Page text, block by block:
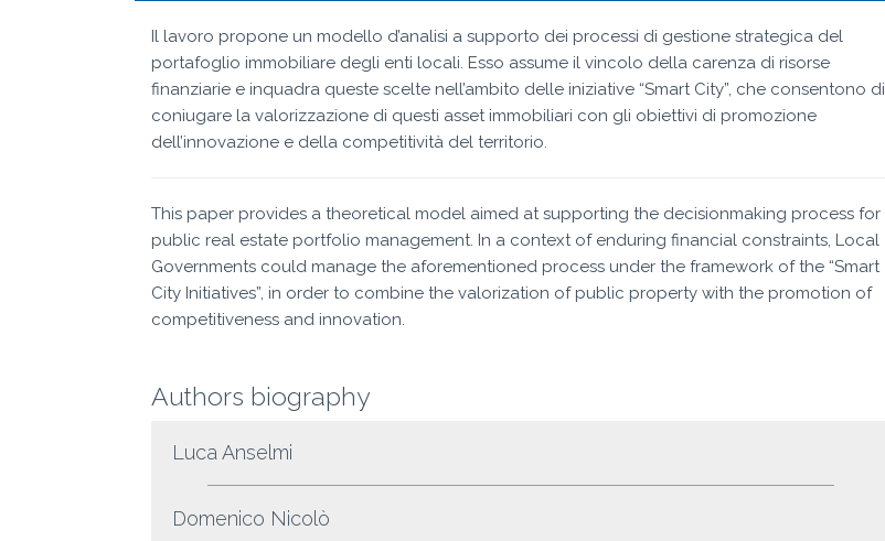
Il lavoro propone un modello d’analisi a supporto dei processi di gestione strategica del
portafoglio immobiliare degli enti locali. Esso assume il vincolo della carenza di risorse
finanziarie e inquadra queste scelte nell’ambito delle iniziative “Smart City”, che consentono di
coniugare la valorizzazione di questi asset immobiliari con gli obiettivi di promozione
dell’innovazione e della competitività del territorio.
This paper provides a theoretical model aimed at supporting the decisionmaking process for
public real estate portfolio management. In a context of enduring financial constraints, Local
Governments could manage the aforementioned process under the framework of the “Smart
City Initiatives”, in order to combine the valorization of public property with the promotion of
competitiveness and innovation.
Authors biography
Luca Anselmi
Domenico Nicolò